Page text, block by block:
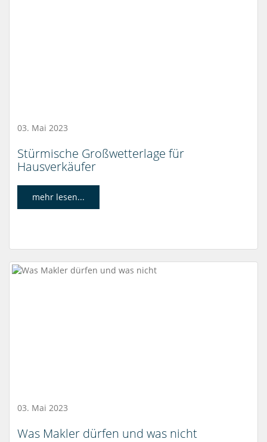
03. Mai 2023
Stürmische Großwetterlage für
Hausverkäufer
mehr lesen...
03. Mai 2023
Was Makler dürfen und was nicht